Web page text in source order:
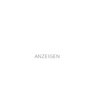
ANZEIGEN